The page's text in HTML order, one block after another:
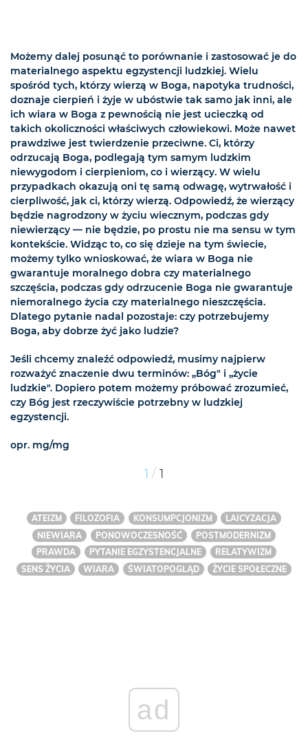
Możemy dalej posunąć to porównanie i zastosować je do
materialnego aspektu egzystencji ludzkiej. Wielu
spośród tych, którzy wierzą w Boga, napotyka trudności,
doznaje cierpień i żyje w ubóstwie tak samo jak inni, ale
ich wiara w Boga z pewnością nie jest ucieczką od
takich okoliczności właściwych człowiekowi. Może nawet
prawdziwe jest twierdzenie przeciwne. Ci, którzy
odrzucają Boga, podlegają tym samym ludzkim
niewygodom i cierpieniom, co i wierzący. W wielu
przypadkach okazują oni tę samą odwagę, wytrwałość i
cierpliwość, jak ci, którzy wierzą. Odpowiedź, że wierzący
będzie nagrodzony w życiu wiecznym, podczas gdy
niewierzący — nie będzie, po prostu nie ma sensu w tym
kontekście. Widząc to, co się dzieje na tym świecie,
możemy tylko wnioskować, że wiara w Boga nie
gwarantuje moralnego dobra czy materialnego
szczęścia, podczas gdy odrzucenie Boga nie gwarantuje
niemoralnego życia czy materialnego nieszczęścia.
Dlatego pytanie nadal pozostaje: czy potrzebujemy
Boga, aby dobrze żyć jako ludzie?
Jeśli chcemy znaleźć odpowiedź, musimy najpierw
rozważyć znaczenie dwu terminów: „Bóg" i „życie
ludzkie". Dopiero potem możemy próbować zrozumieć,
czy Bóg jest rzeczywiście potrzebny w ludzkiej
egzystencji.
opr. mg/mg
1 / 1
ATEIZM FILOZOFIA KONSUMPCJONIZM
LAICYZACJA
NIEWIARA
PONOWOCZESNOŚĆ
POSTMODERNIZM
PRAWDA
PYTANIE EGZYSTENCJALNE
RELATYWIZM
SENS ŻYCIA
WIARA ŚWIATOPOGLĄD ŻYCIE SPOŁECZNE
ad